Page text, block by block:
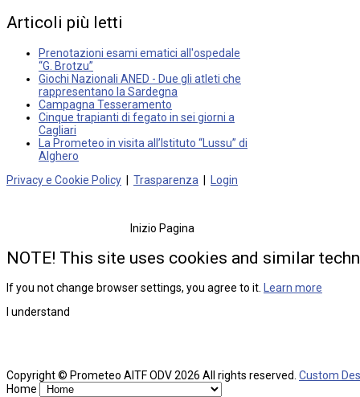
Articoli più letti
Prenotazioni esami ematici all'ospedale
“G. Brotzu”
Giochi Nazionali ANED - Due gli atleti che
rappresentano la Sardegna
Campagna Tesseramento
Cinque trapianti di fegato in sei giorni a
Cagliari
La Prometeo in visita all’Istituto “Lussu” di
Alghero
Privacy e Cookie Policy
Trasparenza Login
Inizio Pagina
NOTE! This site uses cookies and similar
If you not change browser settings, you agree to it. Learn more
I understand
Copyright © Prometeo AITF ODV2026 All rights reserved. Custom
Home